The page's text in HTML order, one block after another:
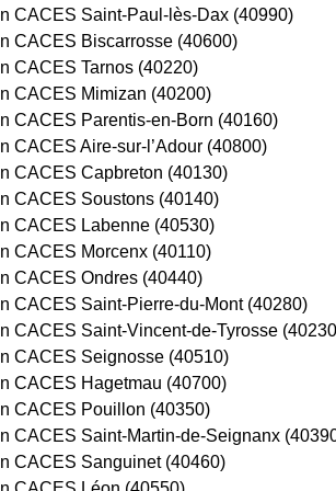
CACES Saint-Paul-lès-Dax (40990)
CACES Biscarrosse (40600)
CACES Tarnos (40220)
CACES Mimizan (40200)
CACES Parentis-en-Born (40160)
CACES Aire-sur-l’Adour (40800)
CACES Capbreton (40130)
CACES Soustons (40140)
CACES Labenne (40530)
CACES Morcenx (40110)
CACES Ondres (40440)
CACES Saint-Pierre-du-Mont (40280)
CACES Saint-Vincent-de-Tyrosse
CACES Seignosse (40510)
CACES Hagetmau (40700)
CACES Pouillon (40350)
CACES Saint-Martin-de-Seignanx
CACES Sanguinet (40460)